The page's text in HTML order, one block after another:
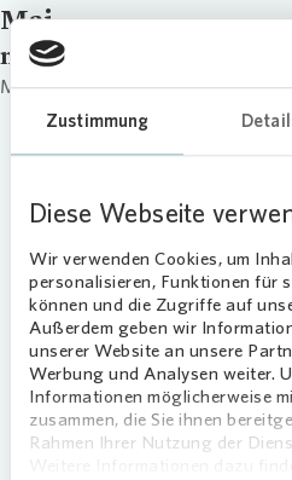
Zustimmung
Diese Webseite
Wir verwenden Cookies, um
personalisieren, Funktionen für
können und die Zugriffe auf
Außerdem geben wir
unserer Website an unsere
Werbung und Analysen weiter.
Informationen möglicherweise
zusammen, die Sie ihnen
Rahmen Ihrer Nutzung der
Mai
name
Mai